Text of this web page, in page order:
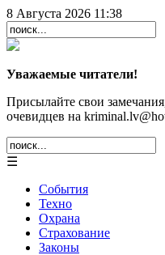
8 Августа 2026 11:38
Уважаемые читатели!
Присылайте свои
очевидцев на
☰
События
Техно
Охрана
Страхование
Законы